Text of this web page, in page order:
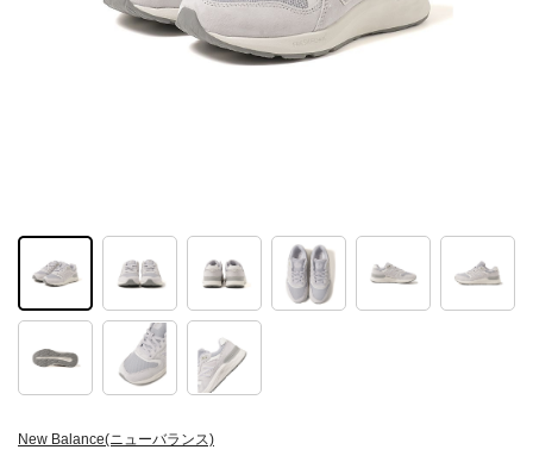
New Balance(ニューバランス)